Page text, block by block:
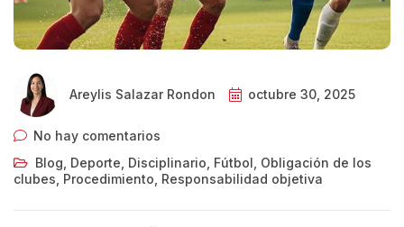
Areylis Salazar Rondon octubre 30, 2025
No hay comentarios
Blog Deporte Disciplinario Fútbol Obligación de los
clubes Procedimiento Responsabilidad objetiva